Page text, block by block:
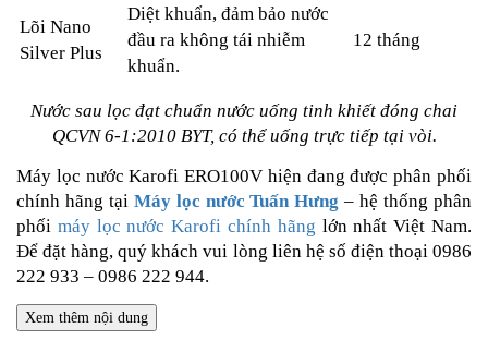
Lõi Nano
Silver Plus
Diệt khuẩn, đảm bảo nước
đầu ra không tái nhiễm
khuẩn.
12 tháng
Nước sau lọc đạt chuẩn nước uống tinh khiết đóng chai
QCVN 6-1:2010 BYT, có thể uống trực tiếp tại vòi.
Máy lọc nước Karofi ERO100V hiện đang được phân phối
chính hãng tại Máy lọc nước Tuấn Hưng – hệ thống phân
phối máy lọc nước Karofi chính hãng lớn nhất Việt Nam.
Để đặt hàng, quý khách vui lòng liên hệ số điện thoại 0986
222 933 – 0986 222 944.
Xem thêm nội dung